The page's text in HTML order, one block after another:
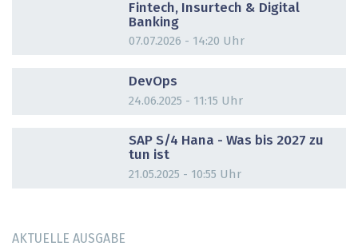
Fintech, Insurtech & Digital
Banking
07.07.2026 - 14:20 Uhr
DevOps
24.06.2025 - 11:15 Uhr
SAP S/4 Hana - Was bis 2027 zu
tun ist
21.05.2025 - 10:55 Uhr
AKTUELLE AUSGABE